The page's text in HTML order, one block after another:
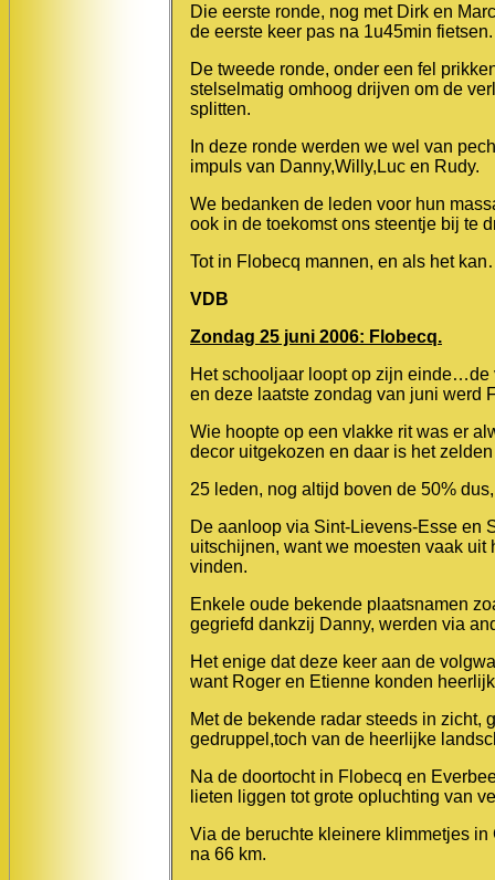
Die eerste ronde, nog met Dirk en
de eerste keer pas na 1u45min fietsen.
De tweede ronde, onder een fel
stelselmatig omhoog drijven om de
splitten.
In deze ronde werden we wel van
impuls van Danny,Willy,Luc en Rudy.
We bedanken de leden voor hun
ook in de toekomst ons steentje bij te
Tot in Flobecq mannen, en als het
VDB
Zondag 25 juni 2006: Flobecq.
Het schooljaar loopt op zijn
en deze laatste zondag van juni werd
Wie hoopte op een vlakke rit was er
decor uitgekozen en daar is het
25 leden, nog altijd boven de 50%
De aanloop via Sint-Lievens-Esse en
uitschijnen, want we moesten vaak
vinden.
Enkele oude bekende plaatsnamen
gegriefd dankzij Danny, werden via
Het enige dat deze keer aan de
want Roger en Etienne konden
Met de bekende radar steeds in zicht,
gedruppel,toch van de heerlijke
Na de doortocht in Flobecq en
lieten liggen tot grote opluchting van
Via de beruchte kleinere klimmetjes
na 66 km.